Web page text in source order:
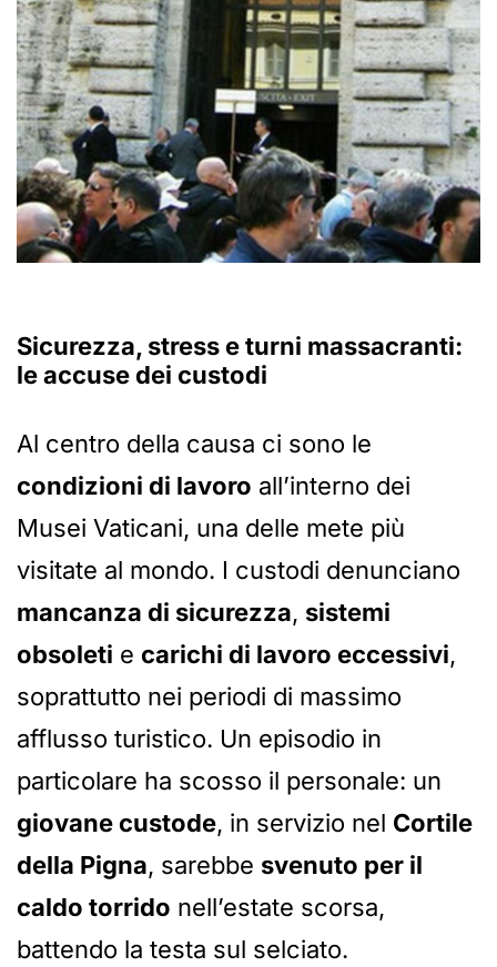
Sicurezza, stress e turni massacranti:
le accuse dei custodi
Al centro della causa ci sono le
condizioni di lavoro all’interno dei
Musei Vaticani, una delle mete più
visitate al mondo. I custodi denunciano
mancanza di sicurezza, sistemi
obsoleti e carichi di lavoro eccessivi,
soprattutto nei periodi di massimo
afflusso turistico. Un episodio in
particolare ha scosso il personale: un
giovane custode, in servizio nel Cortile
della Pigna, sarebbe svenuto per il
caldo torrido nell’estate scorsa,
battendo la testa sul selciato.